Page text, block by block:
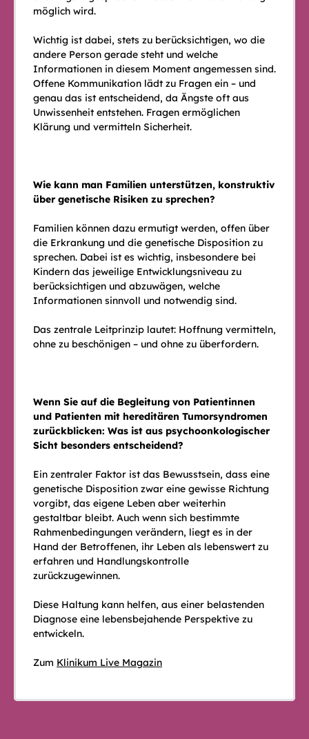
möglich wird.
Wichtig ist dabei, stets zu berücksichtigen, wo die
andere Person gerade steht und welche
Informationen in diesem Moment angemessen sind.
Offene Kommunikation lädt zu Fragen ein – und
genau das ist entscheidend, da Ängste oft aus
Unwissenheit entstehen. Fragen ermöglichen
Klärung und vermitteln Sicherheit.
Wie kann man Familien unterstützen, konstruktiv
über genetische Risiken zu sprechen?
Familien können dazu ermutigt werden, offen über
die Erkrankung und die genetische Disposition zu
sprechen. Dabei ist es wichtig, insbesondere bei
Kindern das jeweilige Entwicklungsniveau zu
berücksichtigen und abzuwägen, welche
Informationen sinnvoll und notwendig sind.
Das zentrale Leitprinzip lautet: Hoffnung vermitteln,
ohne zu beschönigen – und ohne zu überfordern.
Wenn Sie auf die Begleitung von Patientinnen
und Patienten mit hereditären Tumorsyndromen
zurückblicken: Was ist aus psychoonkologischer
Sicht besonders entscheidend?
Ein zentraler Faktor ist das Bewusstsein, dass eine
genetische Disposition zwar eine gewisse Richtung
vorgibt, das eigene Leben aber weiterhin
gestaltbar bleibt. Auch wenn sich bestimmte
Rahmenbedingungen verändern, liegt es in der
Hand der Betroffenen, ihr Leben als lebenswert zu
erfahren und Handlungskontrolle
zurückzugewinnen.
Diese Haltung kann helfen, aus einer belastenden
Diagnose eine lebensbejahende Perspektive zu
entwickeln.
Zum Klinikum Live Magazin